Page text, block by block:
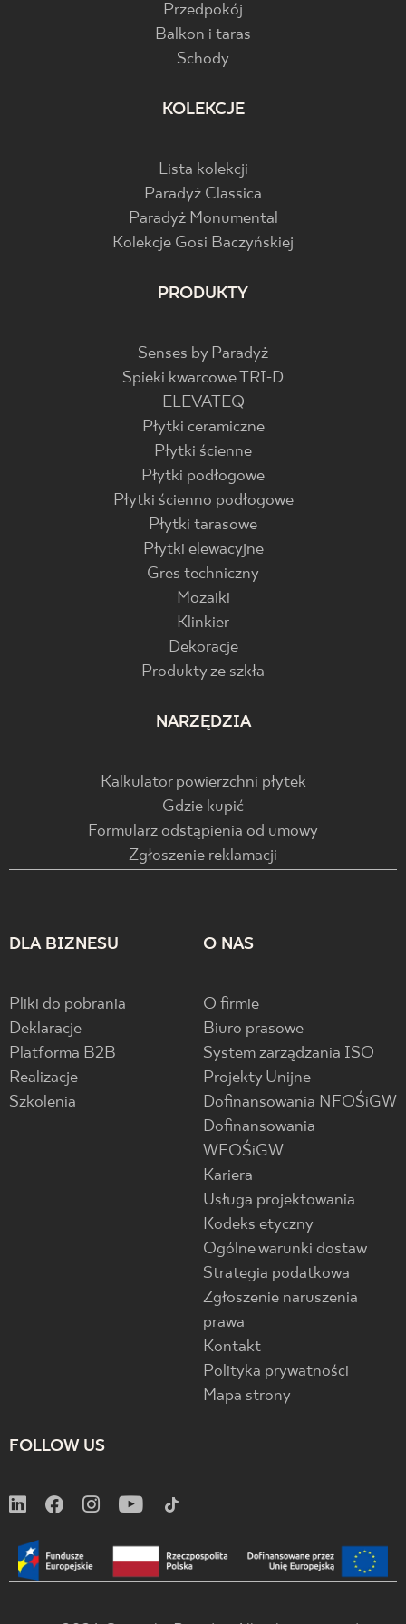
Przedpokój
Balkon i taras
Schody
KOLEKCJE
Lista kolekcji
Paradyż Classica
Paradyż Monumental
Kolekcje Gosi Baczyńskiej
PRODUKTY
Senses by Paradyż
Spieki kwarcowe TRI-D
ELEVATEQ
Płytki ceramiczne
Płytki ścienne
Płytki podłogowe
Płytki ścienno podłogowe
Płytki tarasowe
Płytki elewacyjne
Gres techniczny
Mozaiki
Klinkier
Dekoracje
Produkty ze szkła
NARZĘDZIA
Kalkulator powierzchni płytek
Gdzie kupić
Formularz odstąpienia od umowy
Zgłoszenie reklamacji
DLA BIZNESU
Pliki do pobrania
Deklaracje
Platforma B2B
Realizacje
Szkolenia
O NAS
O firmie
Biuro prasowe
System zarządzania ISO
Projekty Unijne
Dofinansowania NFOŚiGW
Dofinansowania
WFOŚiGW
Kariera
Usługa projektowania
Kodeks etyczny
Ogólne warunki dostaw
Strategia podatkowa
Zgłoszenie naruszenia
prawa
Kontakt
Polityka prywatności
Mapa strony
FOLLOW US